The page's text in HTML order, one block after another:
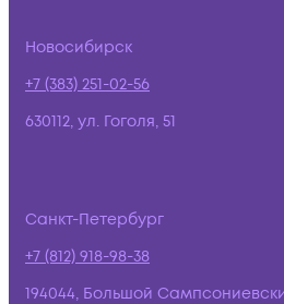
Новосибирск
+7 (383) 251-02-56
630112, ул. Гоголя, 51
Санкт-Петербург
+7 (812) 918-98-38
194044, Большой